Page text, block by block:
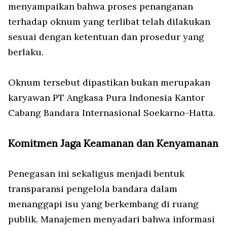
menyampaikan bahwa proses penanganan
terhadap oknum yang terlibat telah dilakukan
sesuai dengan ketentuan dan prosedur yang
berlaku.
Oknum tersebut dipastikan bukan merupakan
karyawan PT Angkasa Pura Indonesia Kantor
Cabang Bandara Internasional Soekarno-Hatta.
Komitmen Jaga Keamanan dan Kenyamanan
Penegasan ini sekaligus menjadi bentuk
transparansi pengelola bandara dalam
menanggapi isu yang berkembang di ruang
publik. Manajemen menyadari bahwa informasi